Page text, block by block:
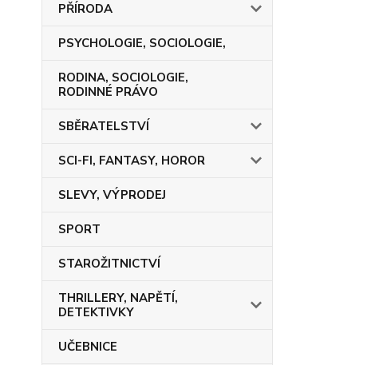
PŘÍRODA
PSYCHOLOGIE, SOCIOLOGIE,
RODINA, SOCIOLOGIE,
RODINNÉ PRÁVO
SBĚRATELSTVÍ
SCI-FI, FANTASY, HOROR
SLEVY, VÝPRODEJ
SPORT
STAROŽITNICTVÍ
THRILLERY, NAPĚTÍ,
DETEKTIVKY
UČEBNICE